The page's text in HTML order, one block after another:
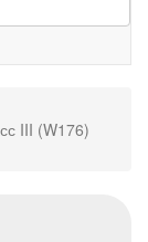
III (W176)